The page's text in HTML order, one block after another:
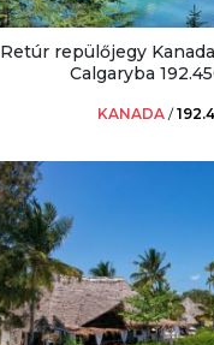
Retúr repülőjegy
Calgaryba
KANADA /